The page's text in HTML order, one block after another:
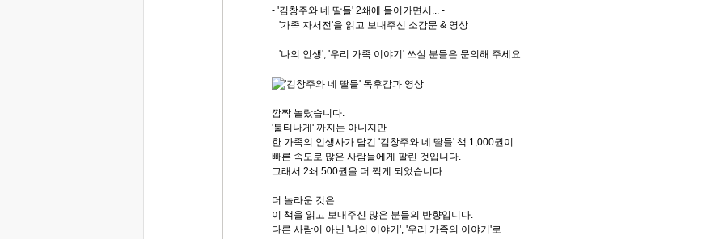
- '김창주와 네 딸들' 2쇄에 들어가면서... -
'가족 자서전'을 읽고 보내주신 소감문 & 영상
----------------------------------------------
'나의 인생', '우리 가족 이야기' 쓰실 분들은 문의해 주세요.
깜짝 놀랐습니다.
'불티나게' 까지는 아니지만
한 가족의 인생사가 담긴 '김창주와 네 딸들' 책 1,000권이
빠른 속도로 많은 사람들에게 팔린 것입니다.
그래서 2쇄 500권을 더 찍게 되었습니다.
더 놀라운 것은
이 책을 읽고 보내주신 많은 분들의 반향입니다.
다른 사람이 아닌 '나의 이야기', '우리 가족의 이야기'로